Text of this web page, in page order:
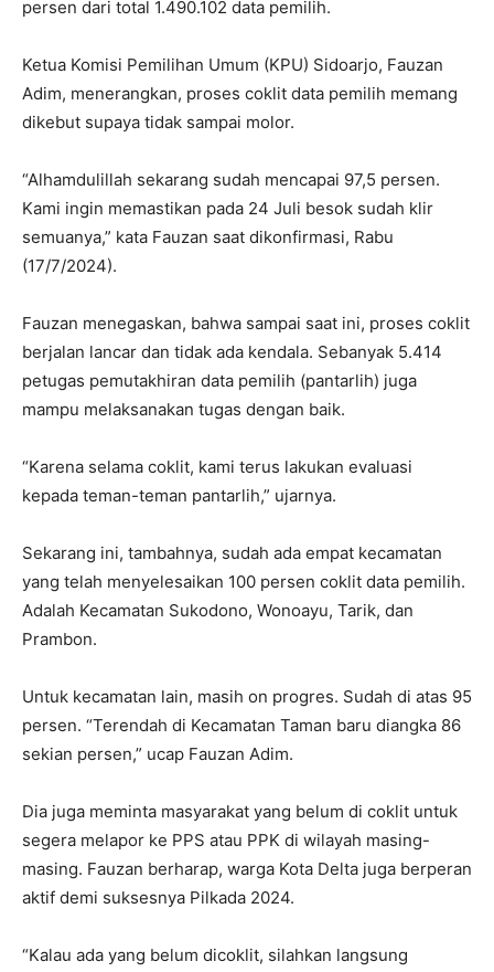
persen dari total 1.490.102 data pemilih.
Ketua Komisi Pemilihan Umum (KPU) Sidoarjo, Fauzan
Adim, menerangkan, proses coklit data pemilih memang
dikebut supaya tidak sampai molor.
“Alhamdulillah sekarang sudah mencapai 97,5 persen.
Kami ingin memastikan pada 24 Juli besok sudah klir
semuanya,” kata Fauzan saat dikonfirmasi, Rabu
(17/7/2024).
Fauzan menegaskan, bahwa sampai saat ini, proses coklit
berjalan lancar dan tidak ada kendala. Sebanyak 5.414
petugas pemutakhiran data pemilih (pantarlih) juga
mampu melaksanakan tugas dengan baik.
“Karena selama coklit, kami terus lakukan evaluasi
kepada teman-teman pantarlih,” ujarnya.
Sekarang ini, tambahnya, sudah ada empat kecamatan
yang telah menyelesaikan 100 persen coklit data pemilih.
Adalah Kecamatan Sukodono, Wonoayu, Tarik, dan
Prambon.
Untuk kecamatan lain, masih on progres. Sudah di atas 95
persen. “Terendah di Kecamatan Taman baru diangka 86
sekian persen,” ucap Fauzan Adim.
Dia juga meminta masyarakat yang belum di coklit untuk
segera melapor ke PPS atau PPK di wilayah masing-
masing. Fauzan berharap, warga Kota Delta juga berperan
aktif demi suksesnya Pilkada 2024.
“Kalau ada yang belum dicoklit, silahkan langsung